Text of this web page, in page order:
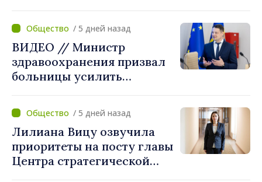
безопасности.
Методология утверждена
правительством
/ 5 дней назад
ВИДЕО // Министр
здравоохранения призвал
больницы усилить
чрезвычайным ситуациям
/ 5 дней назад
Лилиана Вицу озвучила
приоритеты на посту главы
Центра стратегической